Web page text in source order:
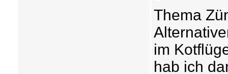
Thema
im
hab ich